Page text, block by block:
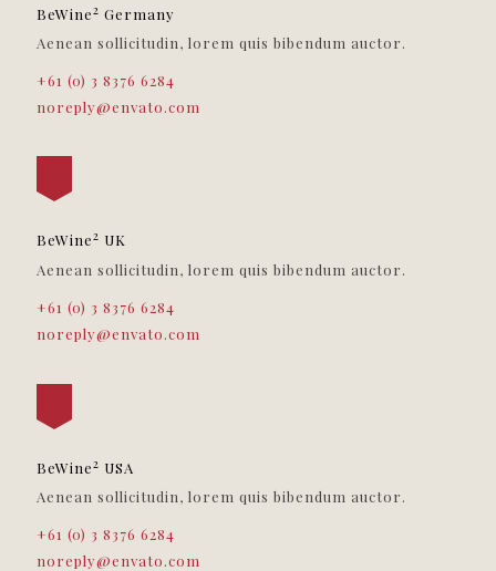
BeWine2 Germany
Aenean sollicitudin, lorem quis bibendum auctor.
+61 (0) 3 8376 6284
noreply@envato.com
BeWine2 UK
Aenean sollicitudin, lorem quis bibendum auctor.
+61 (0) 3 8376 6284
noreply@envato.com
BeWine2 USA
Aenean sollicitudin, lorem quis bibendum auctor.
+61 (0) 3 8376 6284
noreply@envato.com